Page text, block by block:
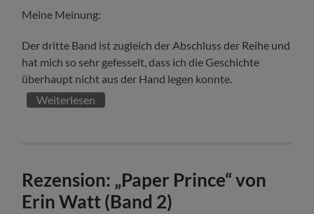
Meine Meinung:
Der dritte Band ist zugleich der Abschluss der Reihe und
hat mich so sehr gefesselt, dass ich die Geschichte
überhaupt nicht aus der Hand legen konnte.
Weiterlesen
Rezension: „Paper Prince“ von
Erin Watt (Band 2)